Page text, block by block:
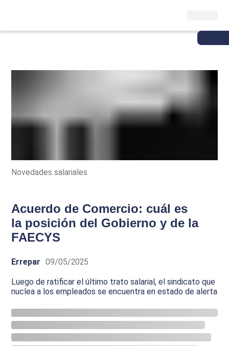
Novedades salariales
Acuerdo de Comercio: cuál es
la posición del Gobierno y de la
FAECYS
Errepar 09/05/2025
Luego de ratificar el último trato salarial, el sindicato que
nuclea a los empleados se encuentra en estado de alerta